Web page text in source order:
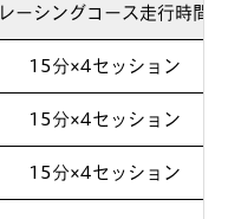
レーシングコース走行時間
15分×4セッション
15分×4セッション
15分×4セッション